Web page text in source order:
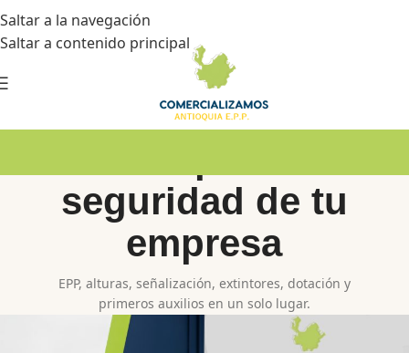
Saltar a la navegación
Saltar a contenido principal
seguridad de tu
empresa
EPP, alturas, señalización, extintores, dotación y
primeros auxilios en un solo lugar.